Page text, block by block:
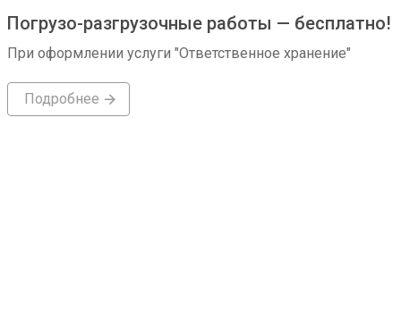
Погрузо-разгрузочные работы — бесплатно!
При оформлении услуги "Ответственное хранение"
Подробнее